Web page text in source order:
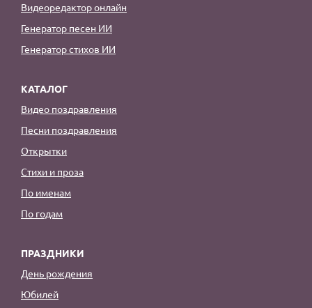
Видеоредактор онлайн
Генератор песен ИИ
Генератор стихов ИИ
КАТАЛОГ
Видео поздравления
Песни поздравления
Открытки
Стихи и проза
По именам
По годам
ПРАЗДНИКИ
День рождения
Юбилей